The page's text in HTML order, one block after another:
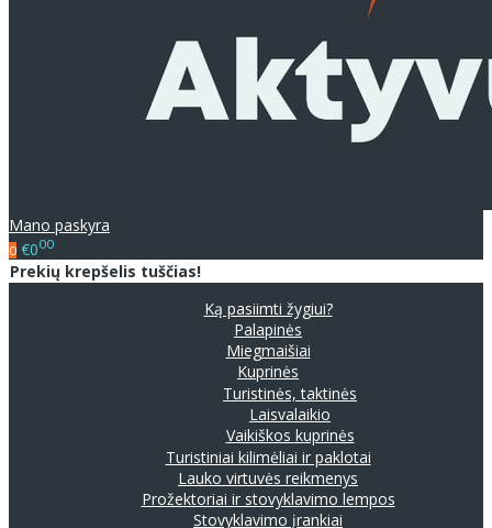
Mano paskyra
0 €000
Prekių krepšelis tuščias!
Ką pasiimti žygiui?
Palapinės
Miegmaišiai
Kuprinės
Turistinės, taktinės
Laisvalaikio
Vaikiškos kuprinės
Turistiniai kilimėliai ir paklotai
Lauko virtuvės reikmenys
Prožektoriai ir stovyklavimo lempos
Stovyklavimo įrankiai